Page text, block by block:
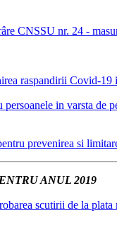
CNSSU nr. 24 -
raspandirii Covid-
in varsta de
prevenirea si
ANUL 2019
scutirii de la